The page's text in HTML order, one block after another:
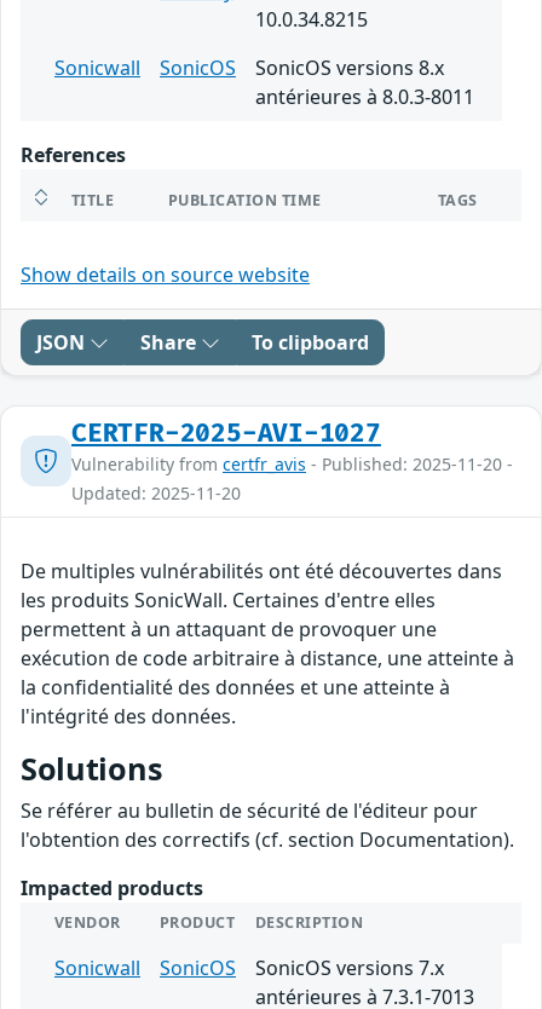
10.0.34.8215
Sonicwall
SonicOS
SonicOS versions 8.x
antérieures à 8.0.3-8011
References
TITLE PUBLICATION TIME TAGS
Show details on source website
JSON Share To clipboard
CERTFR-2025-AVI-1027
Vulnerability from certfr_avis - Published: 2025-11-20 -
Updated: 2025-11-20
De multiples vulnérabilités ont été découvertes dans
les produits SonicWall. Certaines d'entre elles
permettent à un attaquant de provoquer une
exécution de code arbitraire à distance, une atteinte à
la confidentialité des données et une atteinte à
l'intégrité des données.
Solutions
Se référer au bulletin de sécurité de l'éditeur pour
l'obtention des correctifs (cf. section Documentation).
Impacted products
VENDOR PRODUCT DESCRIPTION
Sonicwall SonicOS
SonicOS versions 7.x
antérieures à 7.3.1-7013